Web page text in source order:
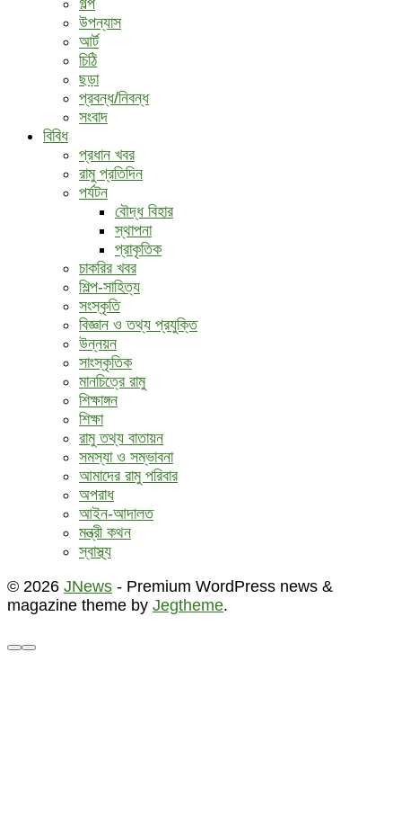
গল্প
উপন্যাস
আর্ট
চিঠি
ছড়া
প্রবন্ধ/নিবন্ধ
সংবাদ
বিবিধ
প্রধান খবর
রামু প্রতিদিন
পর্যটন
বৌদ্ধ ‍বিহার
স্থাপনা
প্রাকৃতিক
চাকরির খবর
শিল্প-সাহিত্য
সংস্কৃতি
বিজ্ঞান ও তথ্য প্রযুক্তি
উন্নয়ন
সাংস্কৃতিক
মানচিত্রে রামু
শিক্ষাঙ্গন
শিক্ষা
রামু তথ্য বাতায়ন
সমস্যা ও সম্ভাবনা
আমাদের রামু পরিবার
অপরাধ
আইন-আদালত
মন্ত্রী কথন
স্বাস্থ্য
© 2026 JNews - Premium WordPress news &
magazine theme by Jegtheme.